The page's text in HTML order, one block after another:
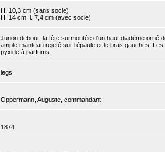
H. 10,3 cm (sans socle)
H. 14 cm, l. 7,4 cm (avec socle)
Junon debout, la tête surmontée d’un haut diadème orné
ample manteau rejeté sur l’épaule et le bras gauches.
pyxide à parfums.
legs
Oppermann, Auguste, commandant
1874